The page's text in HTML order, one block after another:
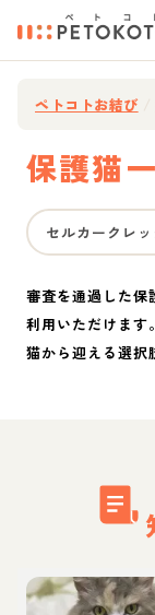
ペトコトお結び
保護猫
セルカークレ
審査を通過した保
利用いただけます
猫から迎える選択